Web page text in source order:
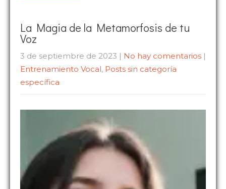
La Magia de la Metamorfosis de tu
Voz
3 de septiembre de 2023 | No hay comentarios |
Entrenamiento Vocal, Posts sin categoría
específica